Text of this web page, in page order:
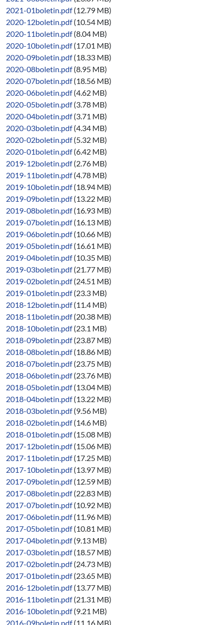
2021-01boletin.pdf (12.79 MB)
2020-12boletin.pdf (10.54 MB)
2020-11boletin.pdf (8.04 MB)
2020-10boletin.pdf (17.01 MB)
2020-09boletin.pdf (18.33 MB)
2020-08boletin.pdf (8.95 MB)
2020-07boletin.pdf (18.56 MB)
2020-06boletin.pdf (4.62 MB)
2020-05boletin.pdf (3.78 MB)
2020-04boletin.pdf (3.71 MB)
2020-03boletin.pdf (4.34 MB)
2020-02boletin.pdf (5.32 MB)
2020-01boletin.pdf (6.42 MB)
2019-12boletin.pdf (2.76 MB)
2019-11boletin.pdf (4.78 MB)
2019-10boletin.pdf (18.94 MB)
2019-09boletin.pdf (13.22 MB)
2019-08boletin.pdf (16.93 MB)
2019-07boletin.pdf (16.13 MB)
2019-06boletin.pdf (10.66 MB)
2019-05boletin.pdf (16.61 MB)
2019-04boletin.pdf (10.35 MB)
2019-03boletin.pdf (21.77 MB)
2019-02boletin.pdf (24.51 MB)
2019-01boletin.pdf (23.3 MB)
2018-12boletin.pdf (11.4 MB)
2018-11boletin.pdf (20.38 MB)
2018-10boletin.pdf (23.1 MB)
2018-09boletin.pdf (23.87 MB)
2018-08boletin.pdf (18.86 MB)
2018-07boletin.pdf (23.75 MB)
2018-06boletin.pdf (23.76 MB)
2018-05boletin.pdf (13.04 MB)
2018-04boletin.pdf (13.22 MB)
2018-03boletin.pdf (9.56 MB)
2018-02boletin.pdf (14.6 MB)
2018-01boletin.pdf (15.08 MB)
2017-12boletin.pdf (15.06 MB)
2017-11boletin.pdf (17.25 MB)
2017-10boletin.pdf (13.97 MB)
2017-09boletin.pdf (12.59 MB)
2017-08boletin.pdf (22.83 MB)
2017-07boletin.pdf (10.92 MB)
2017-06boletin.pdf (11.96 MB)
2017-05boletin.pdf (10.81 MB)
2017-04boletin.pdf (9.13 MB)
2017-03boletin.pdf (18.57 MB)
2017-02boletin.pdf (24.73 MB)
2017-01boletin.pdf (23.65 MB)
2016-12boletin.pdf (13.77 MB)
2016-11boletin.pdf (21.31 MB)
2016-10boletin.pdf (9.21 MB)
2016-09boletin.pdf (11.16 MB)